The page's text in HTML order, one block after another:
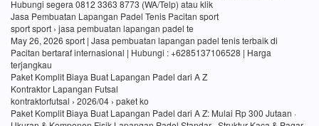
Hubungi segera 0812 3363 8773 (WA/Telp) atau klik
Jasa Pembuatan Lapangan Padel Tenis Pacitan sport
sport sport › jasa pembuatan lapangan padel te
May 26, 2026 sport | Jasa pembuatan lapangan padel tenis terbaik di
Pacitan bertaraf internasional | Hubungi : +6285137106528 | Harga
terjangkau
Paket Komplit Biaya Buat Lapangan Padel dari A Z
Kontraktor Lapangan Futsal
kontraktorfutsal › 2026/04 › paket ko
Paket Komplit Biaya Buat Lapangan Padel dari A Z: Mulai Rp 300 Jutaan ·